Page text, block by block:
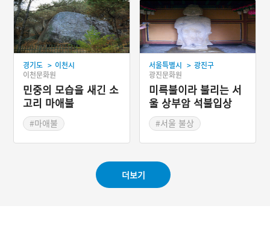
경기도 > 이천시
이천문화원
민중의 모습을 새긴 소
고리 마애불
#마애불
서울특별시 > 광진구
광진문화원
미륵불이라 불리는 서
울 상부암 석불입상
#서울 불상
더보기